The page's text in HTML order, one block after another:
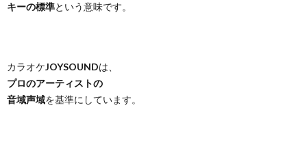
キーの標準という意味です。
カラオケJOYSOUNDは、
プロのアーティストの
音域声域を基準にしています。